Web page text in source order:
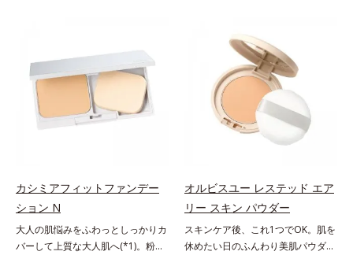
カシミアフィットファンデー
ション N
大人の肌悩みをふわっとしっかりカ
バーして上質な大人肌へ(*1)。粉感
オルビスユー レステッド エア
リー スキン パウダー
スキンケア後、これ1つでOK。肌を
休めたい日のふんわり美肌パウダ